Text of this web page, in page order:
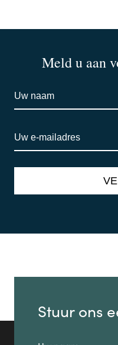
Meld u aan
Stuur ons